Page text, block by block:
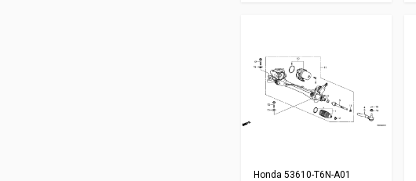
Honda 53610-T6N-A01